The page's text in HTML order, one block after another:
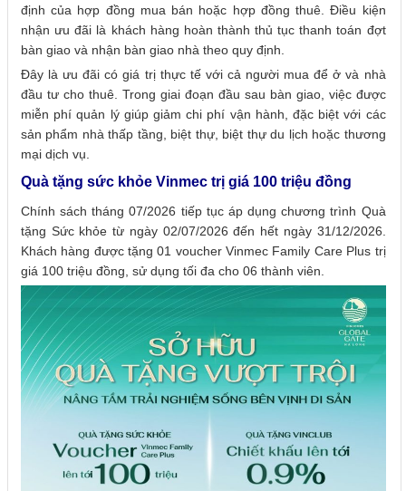
định của hợp đồng mua bán hoặc hợp đồng thuê. Điều kiện
nhận ưu đãi là khách hàng hoàn thành thủ tục thanh toán đợt
bàn giao và nhận bàn giao nhà theo quy định.
Đây là ưu đãi có giá trị thực tế với cả người mua để ở và nhà
đầu tư cho thuê. Trong giai đoạn đầu sau bàn giao, việc được
miễn phí quản lý giúp giảm chi phí vận hành, đặc biệt với các
sản phẩm nhà thấp tầng, biệt thự, biệt thự du lịch hoặc thương
mại dịch vụ.
Quà tặng sức khỏe Vinmec trị giá 100 triệu đồng
Chính sách tháng 07/2026 tiếp tục áp dụng chương trình Quà
tặng Sức khỏe từ ngày 02/07/2026 đến hết ngày 31/12/2026.
Khách hàng được tặng 01 voucher Vinmec Family Care Plus trị
giá 100 triệu đồng, sử dụng tối đa cho 06 thành viên.